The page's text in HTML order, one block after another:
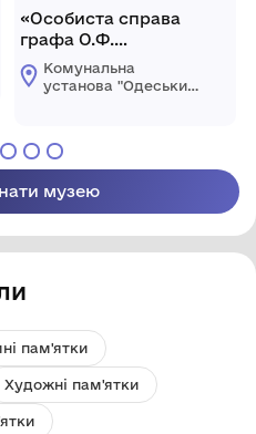
«Особиста справа
графа О.Ф.
Ланжерона», 1788-1830-
і рр.
Комунальна
установа "Одеський
музею
пам'ятки
Художні пам'ятки